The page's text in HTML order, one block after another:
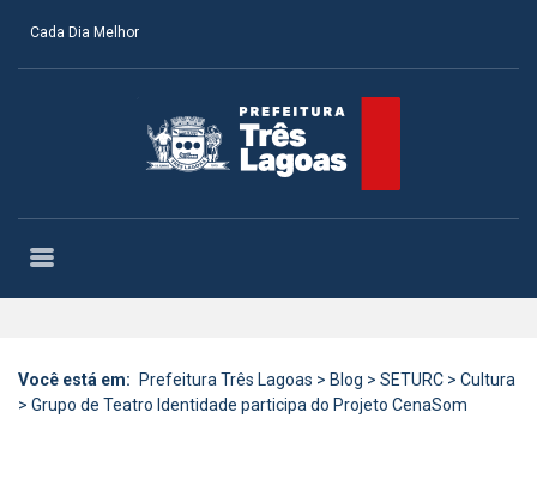
Cada Dia Melhor
Você está em: Prefeitura Três Lagoas > Blog > SETURC > Cultura
> Grupo de Teatro Identidade participa do Projeto CenaSom